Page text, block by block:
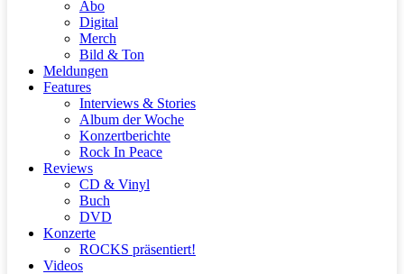
Abo
Digital
Merch
Bild & Ton
Meldungen
Features
Interviews & Stories
Album der Woche
Konzertberichte
Rock In Peace
Reviews
CD & Vinyl
Buch
DVD
Konzerte
ROCKS präsentiert!
Videos